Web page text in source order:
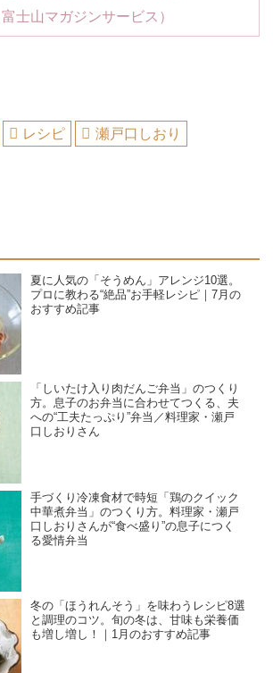
士山マガジンサービス）
レシピ
瀬戸口しおり
夏に人気の「そうめん」アレンジ10選。
プロに教わる“絶品”お手軽レシピ｜7月の
おすすめ記事
「しいたけ入り肉だんご弁当」のつくり
方。息子のお弁当に合わせてつくる、夫
への“工夫たっぷり”弁当／料理家・瀬戸
口しおりさん
手づくり冷凍食材で時短「鶏のクイック
中華煮弁当」のつくり方。料理家・瀬戸
口しおりさんが“食べ盛り”の息子につく
る愛情弁当
冬の「ほうれんそう」を味わうレシピ8選
と調理のコツ。旬の冬は、甘味も栄養価
も増し増し！｜1月のおすすめ記事